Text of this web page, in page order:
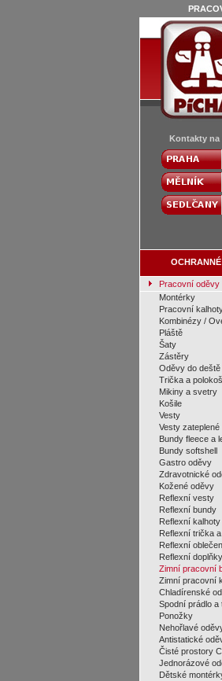
Kontakty
Pracovní oděvy
Montérky
Pracovní
Kombinézy /
Pláště
Šaty
Zástěry
Oděvy do deště
Trička a
Mikiny a svetry
Košile
Vesty
Vesty zateplené
Bundy fleece a
Bundy softshell
Gastro oděvy
Zdravotnické
Kožené oděvy
Reflexní vesty
Reflexní bundy
Reflexní kalhoty
Reflexní trička
Reflexní
Reflexní doplňky
Zimní pracovní
Zimní pracovní
Chladírenské
Spodní prádlo a
Ponožky
Nehořlavé
Antistatické
Čisté prostory
Jednorázové
Dětské